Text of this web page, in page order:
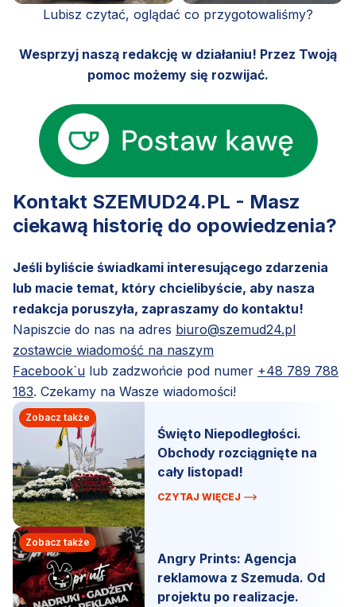
Lubisz czytać, oglądać co przygotowaliśmy?
Wesprzyj naszą redakcję w działaniu! Przez Twoją
pomoc możemy się rozwijać.
Kontakt SZEMUD24.PL - Masz
ciekawą historię do opowiedzenia?
Jeśli byliście świadkami interesującego zdarzenia
lub macie temat, który chcielibyście, aby nasza
redakcja poruszyła, zapraszamy do kontaktu!
Napiszcie do nas na adres biuro@szemud24.pl
zostawcie wiadomość na naszym
Facebook`u lub zadzwońcie pod numer +48 789 788
183. Czekamy na Wasze wiadomości!
Zobacz także
Święto Niepodległości.
Obchody rozciągnięte na
cały listopad!
CZYTAJ WIĘCEJ
Zobacz także
Angry Prints: Agencja
reklamowa z Szemuda. Od
projektu po realizacje.